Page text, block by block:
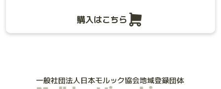
購入はこちら
一般社団法人日本モルック協会地域登録団体